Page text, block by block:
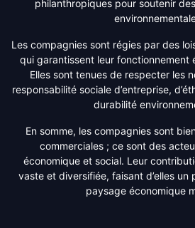
philanthropiques pour soutenir
Les compagnies sont régies par des
qui garantissent leur fonctionnement
Elles sont tenues de respecter les
responsabilité sociale d’entreprise,
durabilité
En somme, les compagnies sont
commerciales ; ce sont des
économique et social. Leur
vaste et diversifiée, faisant d’elles un
paysage économique